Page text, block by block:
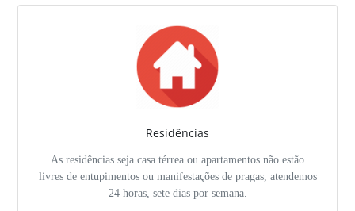
Residências
As residências seja casa térrea ou apartamentos não estão
livres de entupimentos ou manifestações de pragas, atendemos
24 horas, sete dias por semana.